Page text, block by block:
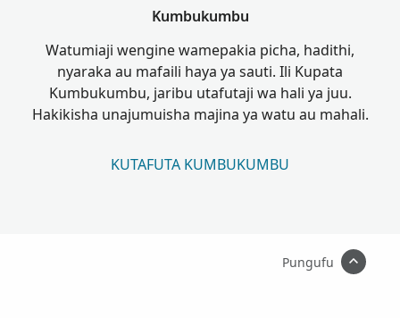
Kumbukumbu
Watumiaji wengine wamepakia picha, hadithi,
nyaraka au mafaili haya ya sauti. Ili Kupata
Kumbukumbu, jaribu utafutaji wa hali ya juu.
Hakikisha unajumuisha majina ya watu au mahali.
KUTAFUTA KUMBUKUMBU
Pungufu